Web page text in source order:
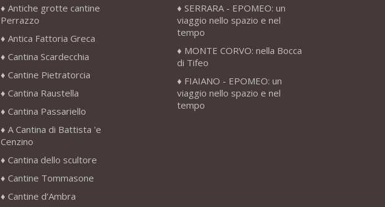
Antiche grotte cantine
Perrazzo
Antica Fattoria Greca
Cantina Scardecchia
Cantine Pietratorcia
Cantina Raustella
Cantina Passariello
A Cantina di Battista 'e
Cenzino
Cantina dello scultore
Cantine Tommasone
Cantine d’Ambra
SERRARA - EPOMEO: un
viaggio nello spazio e nel
tempo
MONTE CORVO: nella Bocca
di Tifeo
FIAIANO - EPOMEO: un
viaggio nello spazio e nel
tempo